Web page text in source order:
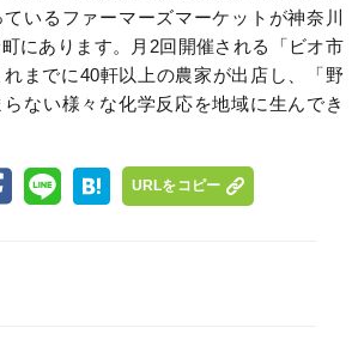
いるファーマーズマーケットが神奈川
にあります。月2回開催される「ビオ市
れまでに40軒以上の農家が出店し、「野
ない様々な化学反応を地域に生んでき
URLをコピー